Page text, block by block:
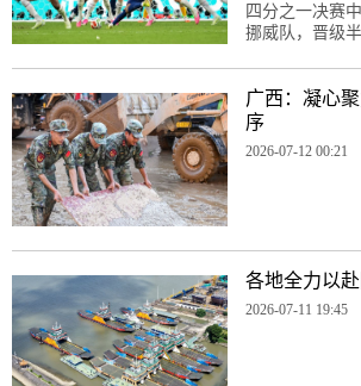
四分之一决赛
挪威队，晋级半
广西：凝心
序
2026-07-12 00:21
各地全力以
2026-07-11 19:45